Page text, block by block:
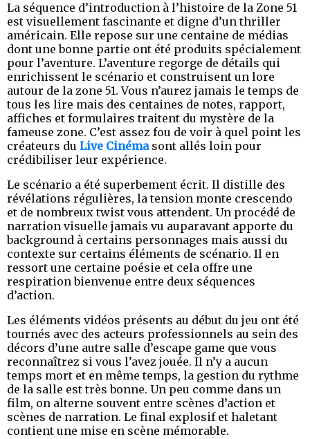
La séquence d’introduction à l’histoire de la Zone 51
est visuellement fascinante et digne d’un thriller
américain. Elle repose sur une centaine de médias
dont une bonne partie ont été produits spécialement
pour l’aventure. L’aventure regorge de détails qui
enrichissent le scénario et construisent un lore
autour de la zone 51. Vous n’aurez jamais le temps de
tous les lire mais des centaines de notes, rapport,
affiches et formulaires traitent du mystère de la
fameuse zone. C’est assez fou de voir à quel point les
créateurs du Live Cinémasont allés loin pour
crédibiliser leur expérience.
Le scénario a été superbement écrit. Il distille des
révélations régulières, la tension monte crescendo
et de nombreux twist vous attendent. Un procédé de
narration visuelle jamais vu auparavant apporte du
background à certains personnages mais aussi du
contexte sur certains éléments de scénario. Il en
ressort une certaine poésie et cela offre une
respiration bienvenue entre deux séquences
d’action.
Les éléments vidéos présents au début du jeu ont été
tournés avec des acteurs professionnels au sein des
décors d’une autre salle d’escape game que vous
reconnaîtrez si vous l’avez jouée. Il n’y a aucun
temps mort et en même temps, la gestion du rythme
de la salle est très bonne. Un peu comme dans un
film, on alterne souvent entre scènes d’action et
scènes de narration. Le final explosif et haletant
contient une mise en scène mémorable.